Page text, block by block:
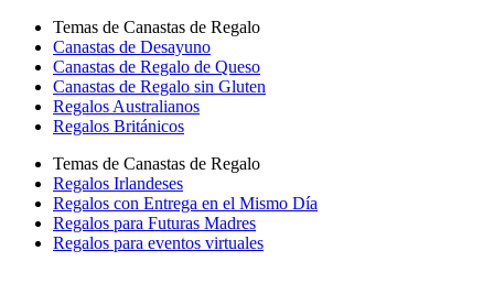
Temas de Canastas de Regalo
Canastas de Desayuno
Canastas de Regalo de Queso
Canastas de Regalo sin Gluten
Regalos Australianos
Regalos Británicos
Temas de Canastas de Regalo
Regalos Irlandeses
Regalos con Entrega en el Mismo Día
Regalos para Futuras Madres
Regalos para eventos virtuales